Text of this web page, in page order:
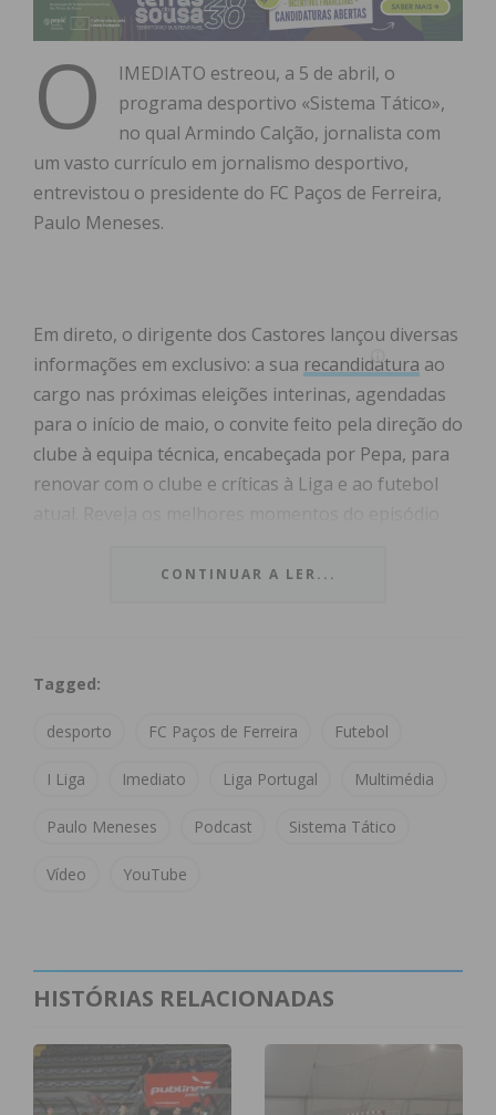
O
IMEDIATO estreou, a 5 de abril, o
programa desportivo «Sistema Tático»,
no qual Armindo Calção, jornalista com
um vasto currículo em jornalismo desportivo,
entrevistou o presidente do FC Paços de Ferreira,
Paulo Meneses.
Em direto, o dirigente dos Castores lançou diversas
informações em exclusivo: a sua recandidatura ao
cargo nas próximas eleições interinas, agendadas
para o início de maio, o convite feito pela direção do
clube à equipa técnica, encabeçada por Pepa, para
renovar com o clube e críticas à Liga e ao futebol
abril
Subscreva a newsletter do Imediato
Próximo episódio de «Sistema Tático» a 27
de abril
CONTINUAR A LER...
Tagged:
desporto FC Paços de Ferreira Futebol
I Liga Imediato Liga Portugal Multimédia
Paulo Meneses Podcast Sistema Tático
Vídeo YouTube
HISTÓRIAS RELACIONADAS